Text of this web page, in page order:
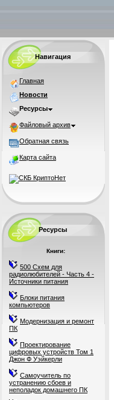
Навигация
Главная
Новости
Ресурсы
Файловый архив
Обратная связь
Карта сайта
Ресурсы
Книги:
500 Схем для
радиолюбителей - Часть 4 -
Источники питания
Блоки питания
компьютеров
Модернизация и ремонт
ПК
Проектирование
цифровых устройств Том 1
Джон Ф Уэйкерли
Самоучитель по
устранению сбоев и
неполадок домашнего ПК